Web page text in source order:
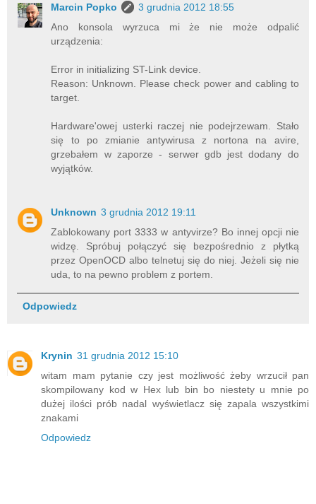
Marcin Popko
3 grudnia 2012 18:55
Ano konsola wyrzuca mi że nie może odpalić
urządzenia:
Error in initializing ST-Link device.
Reason: Unknown. Please check power and cabling to
target.
Hardware'owej usterki raczej nie podejrzewam. Stało
się to po zmianie antywirusa z nortona na avire,
grzebałem w zaporze - serwer gdb jest dodany do
wyjątków.
Unknown 3 grudnia 2012 19:11
Zablokowany port 3333 w antyvirze? Bo innej opcji nie
widzę. Spróbuj połączyć się bezpośrednio z płytką
przez OpenOCD albo telnetuj się do niej. Jeżeli się nie
uda, to na pewno problem z portem.
Odpowiedz
Krynin 31 grudnia 2012 15:10
witam mam pytanie czy jest możliwość żeby wrzucił pan
skompilowany kod w Hex lub bin bo niestety u mnie po
dużej ilości prób nadal wyświetlacz się zapala wszystkimi
znakami
Odpowiedz